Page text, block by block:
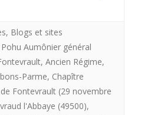
, Blogs et sites
Aumônier général
, Ancien Régime,
Parme, Chapître
Fontevrault (29 novembre
l'Abbaye (49500),